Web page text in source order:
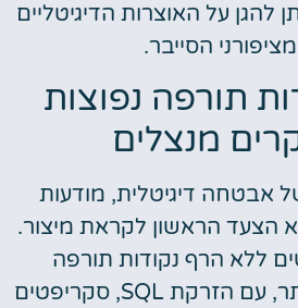
להגן על האוצרות הדיגיטליים
הסייבר.
תורפה נפוצות
מנצלים
אבטחה דיגיטלית, מודעות
הצעד הראשון לקראת מיצור.
ללא הרף נקודות תורפה
בארכיטקטורת האתר, עם הזרקת SQL, סקריפטים